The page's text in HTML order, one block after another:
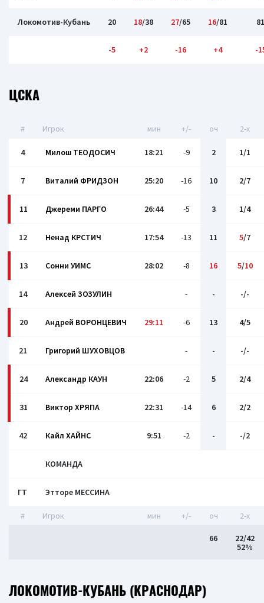
Локомотив-Кубань 20 18/38 27/65 16/81 81
-5 +2 -16 +4 -
ЦСКА
# Игрок мин +/- оч 2-x
4 Милош ТЕОДОСИЧ 18:21 -9 2 1/1
7 Виталий ФРИДЗОН 25:20 -16 10 2/7
11 Джерeми ПАРГО 26:44 -5 3 1/4
12 Ненад КРСТИЧ 17:54 -13 11 5/7
13 Сонни УИМС 28:02 -8 16 5/10
14 Алексей ЗОЗУЛИН - - -/-
20 Андрей ВОРОНЦЕВИЧ 29:11 -6 13 4/5
21 Григорий ШУХОВЦОВ - - -/-
24 Александр КАУН 22:06 -2 5 2/4
31 Виктор ХРЯПА 22:31 -14 6 2/2
42 Кайл ХАЙНС 9:51 -2 - -/2
КОМАНДА
ГТ Этторе МЕССИНА
# Игрок мин +/- оч 2-x
66
22/42
52%
ЛОКОМОТИВ-КУБАНЬ (КРАСНОДАР)